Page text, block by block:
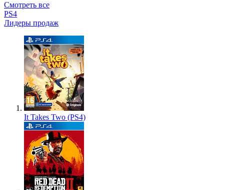
Смотреть все
PS4
Лидеры продаж
It Takes Two (PS4)